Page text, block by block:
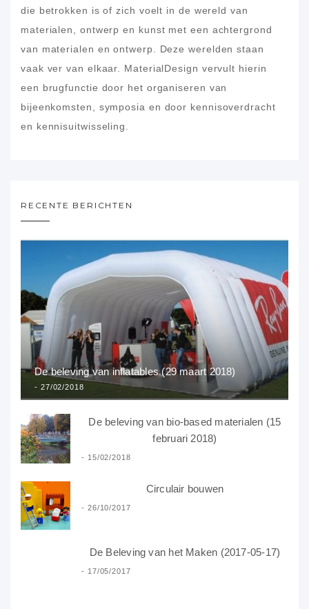
die betrokken is of zich voelt in de wereld van
materialen, ontwerp en kunst met een achtergrond
van materialen en ontwerp. Deze werelden staan
vaak ver van elkaar. MaterialDesign vervult hierin
een brugfunctie door het organiseren van
bijeenkomsten, symposia en door kennisoverdracht
en kennisuitwisseling.
RECENTE BERICHTEN
De beleving van inflatables (29 maart 2018)
27/02/2018
De beleving van bio-based materialen (15
februari 2018)
15/02/2018
Circulair bouwen
26/10/2017
De Beleving van het Maken (2017-05-17)
17/05/2017